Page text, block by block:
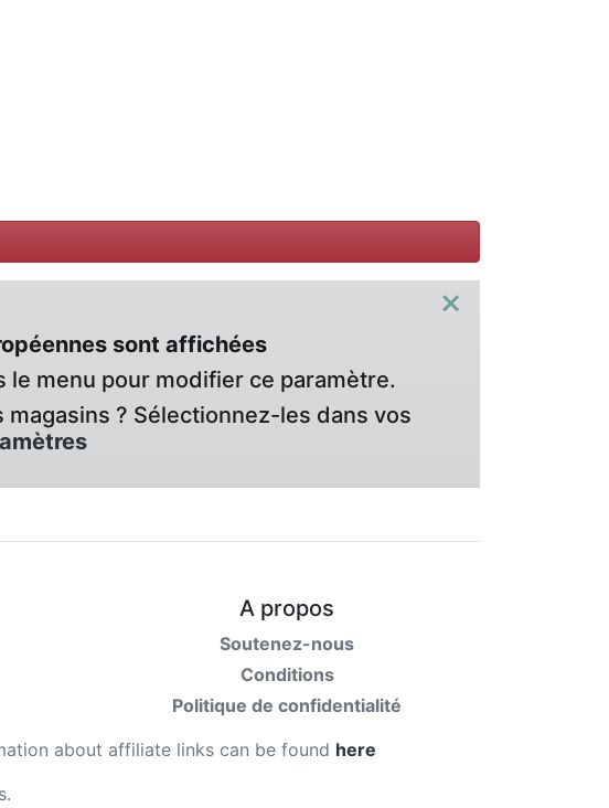
×
sont affichées
menu pour modifier ce paramètre.
? Sélectionnez-les dans vos
A propos
Soutenez-nous
Conditions
Politique de confidentialité
about affiliate links can be found here